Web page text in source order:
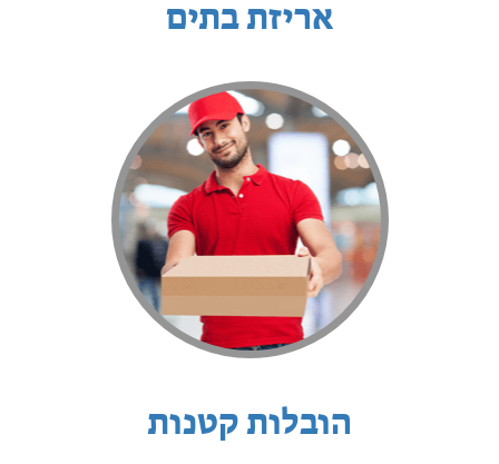
אריזת בתים
הובלות קטנות